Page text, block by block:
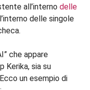
all’interno delle
delle singole
che appare
Kerika, sia su
un esempio di